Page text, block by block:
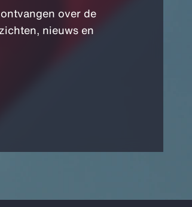
over de
nieuws en